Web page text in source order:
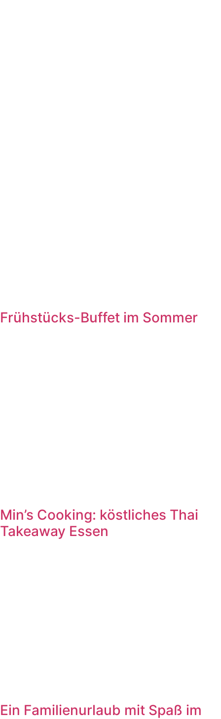
Frühstücks-Buffet im Sommer
Min’s Cooking: köstliches Thai
Takeaway Essen
Ein Familienurlaub mit Spaß im